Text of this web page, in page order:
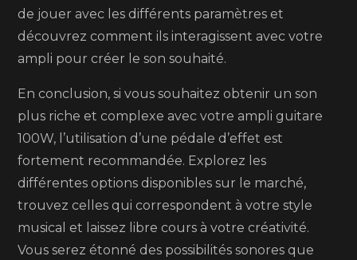
de jouer avec les différents paramètres et
découvrez comment ils interagissent avec votre
ampli pour créer le son souhaité.
En conclusion, si vous souhaitez obtenir un son
plus riche et complexe avec votre ampli guitare
100W, l’utilisation d’une pédale d’effet est
fortement recommandée. Explorez les
différentes options disponibles sur le marché,
trouvez celles qui correspondent à votre style
musical et laissez libre cours à votre créativité.
Vous serez étonné des possibilités sonores que